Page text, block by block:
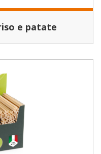
e patate